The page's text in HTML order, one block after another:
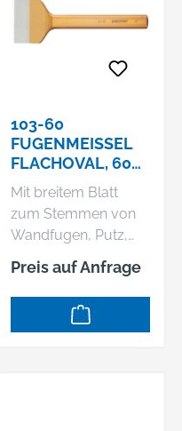
103-60
FUGENMEISSEL F
LACHOVAL, 60 M
M
Mit breitem Blatt
zum Stemmen von
Wandfugen, Putz,
Fliesen, usw.,
Vanadium Stahl, In
der ganzen Länge
gleichmäßig
Preis auf Anfrage